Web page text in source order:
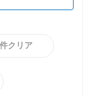
クリア